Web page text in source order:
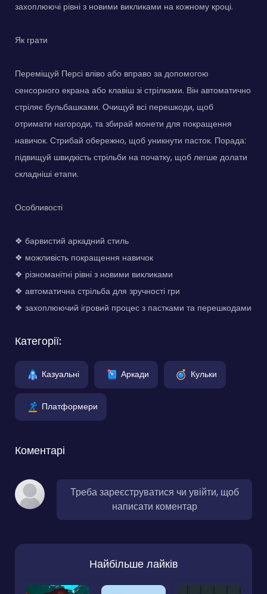
захоплюючі рівні з новими викликами на кожному кроці.
Як грати
Переміщуй Персі вліво або вправо за допомогою
сенсорного екрана або клавіш зі стрілками. Він автоматично
стріляє бульбашками. Очищуй всі перешкоди, щоб
отримати нагороди, та збирай монети для покращення
навичок. Стрибай обережно, щоб уникнути пасток. Порада:
підвищуй швидкість стрільби на початку, щоб легше долати
складніші етапи.
Особливості
❖ барвистий аркадний стиль
❖ можливість покращення навичок
❖ різноманітні рівні з новими викликами
❖ автоматична стрільба для зручності гри
❖ захоплюючий ігровий процес з пастками та перешкодами
Категорії:
Казуальні Аркади Кульки
Платформери
Коментарі
Треба зареєструватися чи увійти, щоб
написати коментар
Найбільше лайків